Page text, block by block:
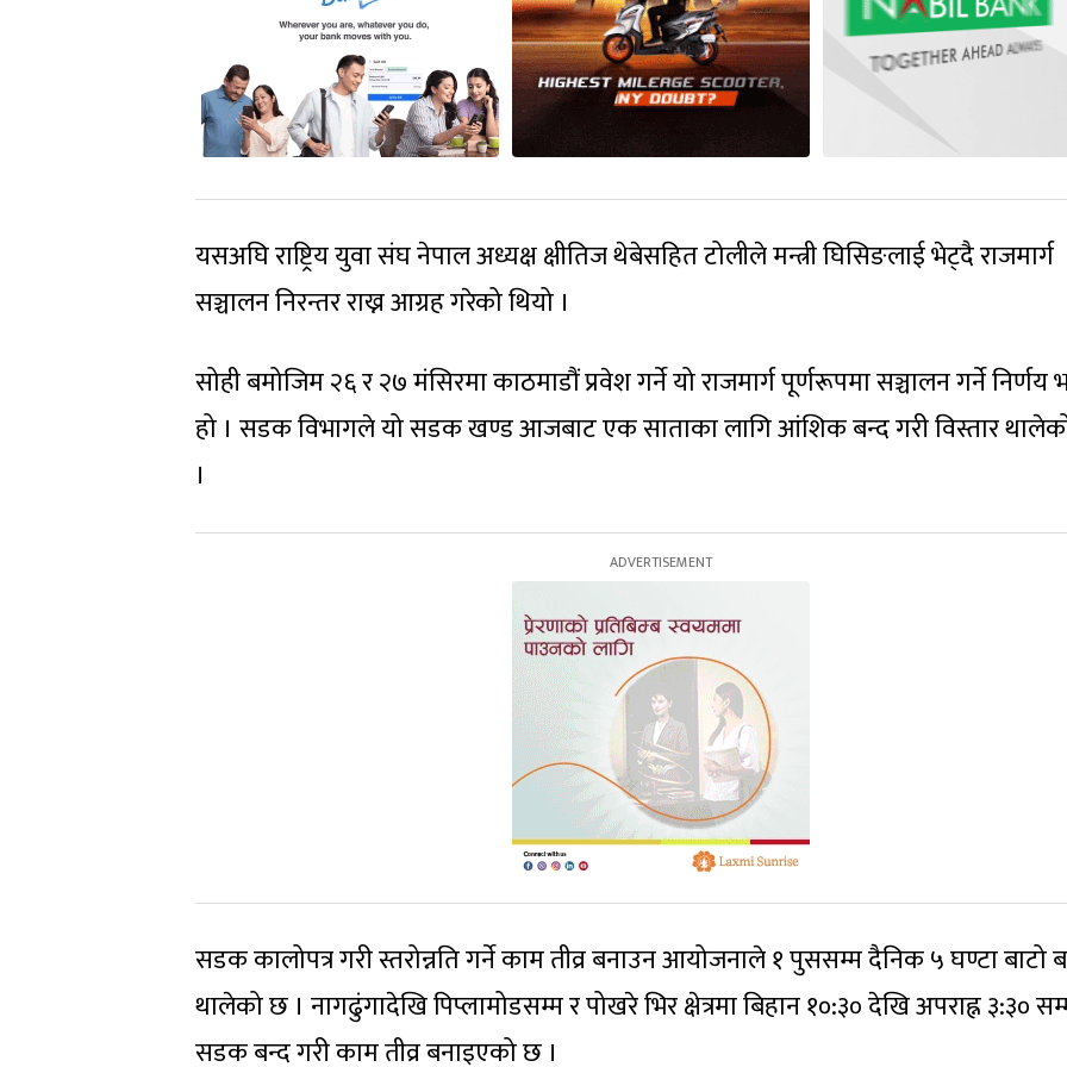
यसअघि राष्ट्रिय युवा संघ नेपाल अध्यक्ष क्षीतिज थेबेसहित टोलीले मन्त्री घिसिङलाई भेट्दै राजमार्ग
सञ्चालन निरन्तर राख्न आग्रह गरेको थियो ।
सोही बमोजिम २६ र २७ मंसिरमा काठमाडौं प्रवेश गर्ने यो राजमार्ग पूर्णरूपमा सञ्चालन गर्ने निर्णय
हो । सडक विभागले यो सडक खण्ड आजबाट एक साताका लागि आंशिक बन्द गरी विस्तार
।
सडक कालोपत्र गरी स्तरोन्नति गर्ने काम तीव्र बनाउन आयोजनाले १ पुससम्म दैनिक ५ घण्टा बाटो
थालेको छ । नागढुंगादेखि पिप्लामोडसम्म र पोखरे भिर क्षेत्रमा बिहान १०:३० देखि अपराह्न ३:३०
सडक बन्द गरी काम तीव्र बनाइएको छ ।